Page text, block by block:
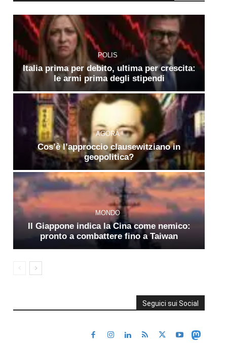
POLIS
Italia prima per debito, ultima per crescita:
le armi prima degli stipendi
AGORÀ
Cos’è l’approccio clausewitziano in
geopolitica?
MONDO
Il Giappone indica la Cina come nemico:
pronto a combattere fino a Taiwan
Seguici sui Social